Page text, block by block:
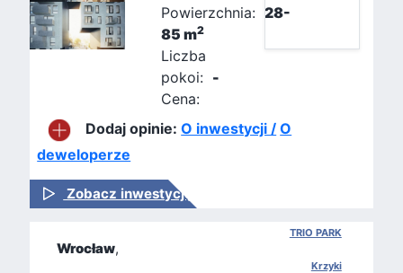
Powierzchnia: 28-
85 m2
Liczba
pokoi: -
Cena:
Dodaj opinie:O inwestycji / O
deweloperze
Zobacz inwestycję
TRIO PARK
Wrocław,
Krzyki